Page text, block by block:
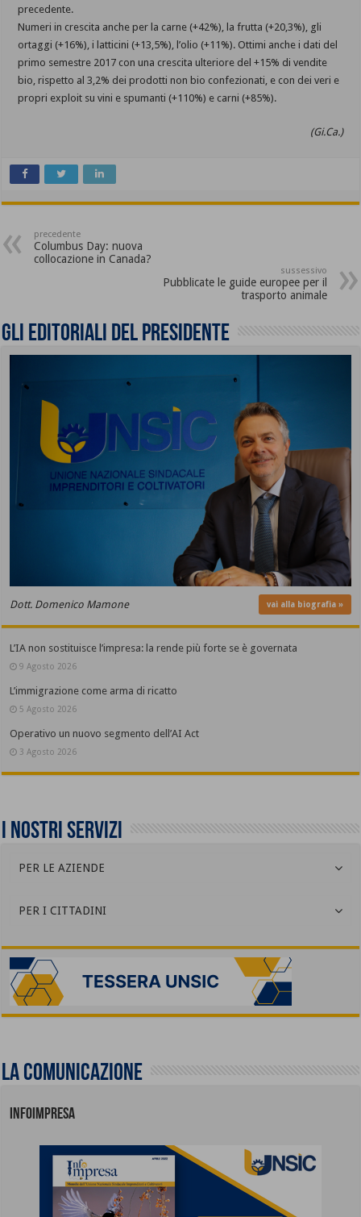
precedente.
Numeri in crescita anche per la carne (+42%), la frutta (+20,3%), gli
ortaggi (+16%), i latticini (+13,5%), l’olio (+11%). Ottimi anche i dati del
primo semestre 2017 con una crescita ulteriore del +15% di vendite
bio, rispetto al 3,2% dei prodotti non bio confezionati, e con dei veri e
propri exploit su vini e spumanti (+110%) e carni (+85%).
(Gi.Ca.)
precedente
Columbus Day: nuova
collocazione in Canada?
sussessivo
Pubblicate le guide europee per il
trasporto animale
Gli editoriali del presidente
Dott. Domenico Mamone vai alla biografia »
L’IA non sostituisce l’impresa: la rende più forte se è governata
9 Agosto 2026
L’immigrazione come arma di ricatto
5 Agosto 2026
Operativo un nuovo segmento dell’AI Act
3 Agosto 2026
I nostri servizi
PER LE AZIENDE
PER I CITTADINI
La comunicazione
INFOIMPRESA